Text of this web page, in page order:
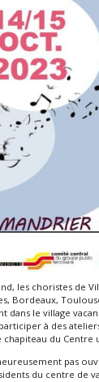
les choristes de
Bordeaux,
dans le village
à des
chapiteau du Centre
pas
du centre de